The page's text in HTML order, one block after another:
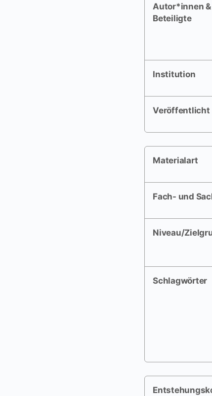
Autor*innen &
Beteiligte
Institution
Veröffentlicht
Materialart
Fach- und
Niveau/
Schlagwörter